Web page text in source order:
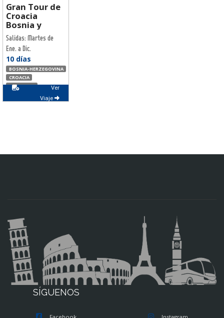
Gran Tour de
Croacia
Bosnia y
Eslovenia
Salidas: Martes de
Ene. a Dic.
10 días
BOSNIA-HERZEGOVINA
CROACIA
ESLOVENIA
Ver
Viaje
SÍGUENOS